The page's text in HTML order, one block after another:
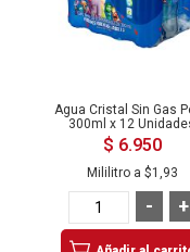
Agua Cristal Sin Gas
300ml x 12
$ 6.950
Mililitro a $1,93
+
-